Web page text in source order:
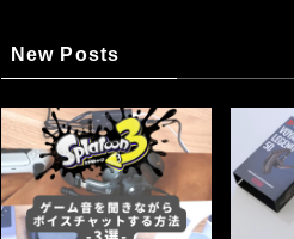
New Posts